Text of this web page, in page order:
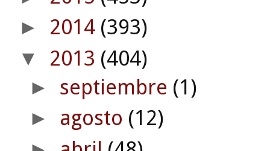
► 2014 (393)
▼ 2013 (404)
► septiembre (1)
► agosto (12)